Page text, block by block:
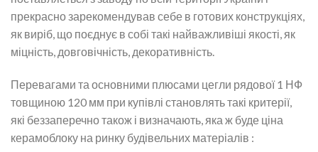
прекрасно зарекомендував себе в готових конструкціях,
як виріб, що поєднує в собі такі найважливіші якості, як
міцність, довговічність, декоративність.
Перевагами та основними плюсами цегли рядової 1 НФ
товщиною 120 мм при купівлі становлять такі критерії,
які беззаперечно також і визначають, яка ж буде ціна
керамоблоку на ринку будівельних матеріалів :